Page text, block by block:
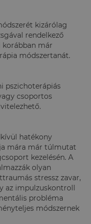
kizárólag
rendelkező
korábban már
módszertanát.
pszichoterápiás
csoportos
hatékony
mára már túlmutat
kezelésén. A
olyan
stressz zavar,
az impulzuskontroll
probléma
módszernek